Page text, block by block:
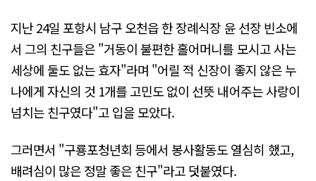
지난 24일 포항시 남구 오천읍 한 장례식장 윤 선장 빈소에
서 그의 친구들은 "거동이 불편한 홀어머니를 모시고 사는
세상에 둘도 없는 효자"라며 "어릴 적 신장이 좋지 않은 누
나에게 자신의 것 1개를 고민도 없이 선뜻 내어주는 사랑이
넘치는 친구였다"고 입을 모았다.
그러면서 "구룡포청년회 등에서 봉사활동도 열심히 했고,
배려심이 많은 정말 좋은 친구"라고 덧붙였다.